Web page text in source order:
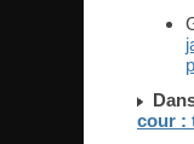
cour :